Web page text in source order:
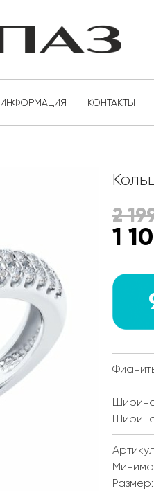
ИНФОРМАЦИЯ КОНТАКТЫ
2
1
Размер: